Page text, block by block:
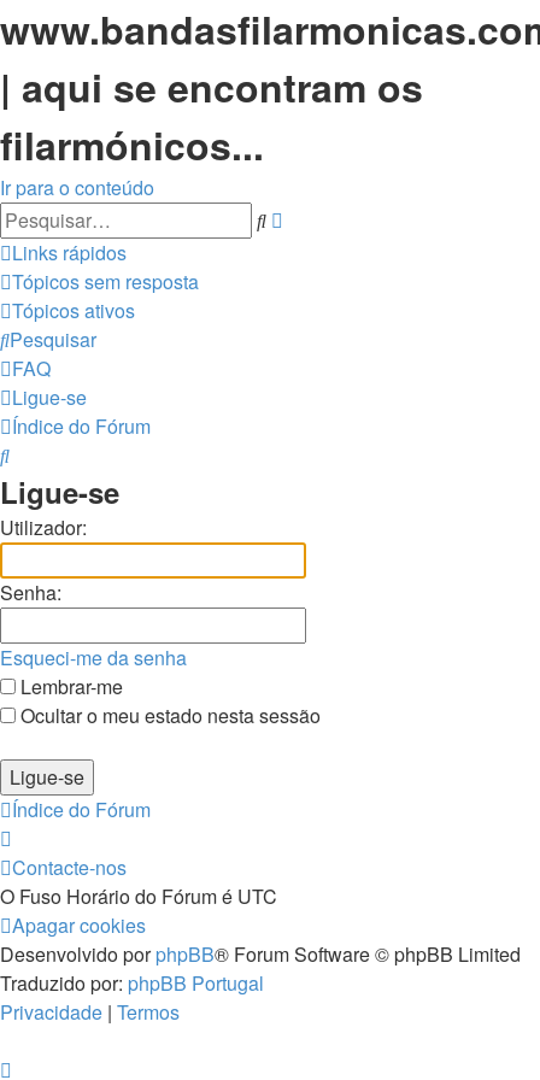
| aqui se encontram os
filarmónicos...
Ir para o conteúdo
Pesquisar
Links rápidos
Tópicos sem resposta
Tópicos ativos
Pesquisar
FAQ
Ligue-se
Índice do Fórum
Pesquisar
Ligue-se
Utilizador:
Senha:
Esqueci-me da senha
Lembrar-me
Ocultar o meu estado nesta sessão
Índice do Fórum
Contacte-nos
O Fuso Horário do Fórum é UTC
Apagar cookies
Desenvolvido porphpBB® Forum Software © phpBB Limited
Traduzido por: phpBB Portugal
Privacidade | Termos